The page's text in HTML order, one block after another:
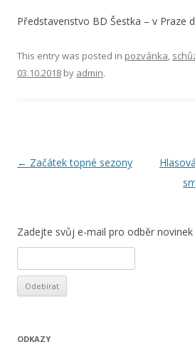
Představenstvo BD Šestka – v Praze
This entry was posted in pozvánka,
03.10.2018 by admin.
Post
← Začátek topné sezony
Zadejte svůj e-mail pro odběr novinek
ODKAZY